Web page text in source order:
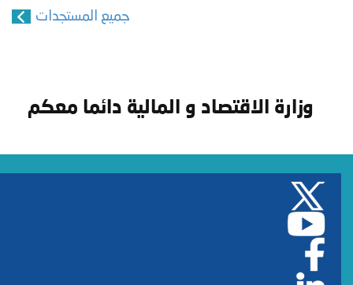
جميع المستجدات
وزارة الاقتصاد و المالية دائما معكم